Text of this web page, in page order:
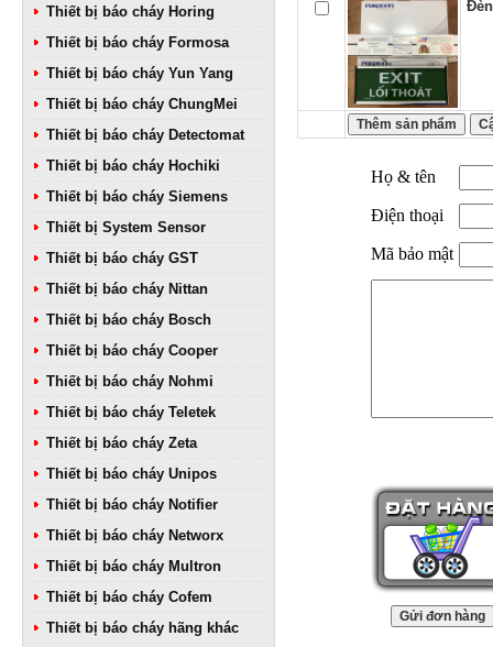
Thiết bị báo cháy Horing
Thiết bị báo cháy Formosa
Thiết bị báo cháy Yun Yang
Thiết bị báo cháy ChungMei
Thiết bị báo cháy Detectomat
Thiết bị báo cháy Hochiki
Thiết bị báo cháy Siemens
Thiết bị System Sensor
Thiết bị báo cháy GST
Thiết bị báo cháy Nittan
Thiết bị báo cháy Bosch
Thiết bị báo cháy Cooper
Thiết bị báo cháy Nohmi
Thiết bị báo cháy Teletek
Thiết bị báo cháy Zeta
Thiết bị báo cháy Unipos
Thiết bị báo cháy Notifier
Thiết bị báo cháy Networx
Thiết bị báo cháy Multron
Thiết bị báo cháy Cofem
Thiết bị báo cháy hãng khác
Họ & tên
Điện thoại
Mã bảo mật